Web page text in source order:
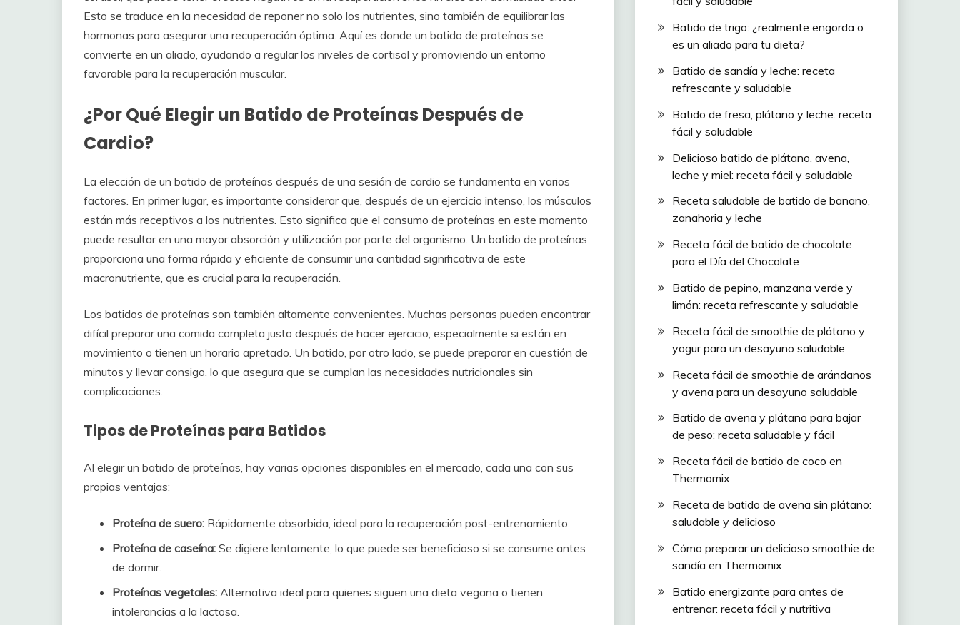
Esto se traduce en la necesidad de reponer no solo los nutrientes, sino también de equilibrar las
hormonas para asegurar una recuperación óptima. Aquí es donde un batido de proteínas se
convierte en un aliado, ayudando a regular los niveles de cortisol y promoviendo un entorno
favorable para la recuperación muscular.
¿Por Qué Elegir un Batido de Proteínas Después de
Cardio?
La elección de un batido de proteínas después de una sesión de cardio se fundamenta en varios
factores. En primer lugar, es importante considerar que, después de un ejercicio intenso, los músculos
están más receptivos a los nutrientes. Esto significa que el consumo de proteínas en este momento
puede resultar en una mayor absorción y utilización por parte del organismo. Un batido de proteínas
proporciona una forma rápida y eficiente de consumir una cantidad significativa de este
macronutriente, que es crucial para la recuperación.
Los batidos de proteínas son también altamente convenientes. Muchas personas pueden encontrar
difícil preparar una comida completa justo después de hacer ejercicio, especialmente si están en
movimiento o tienen un horario apretado. Un batido, por otro lado, se puede preparar en cuestión de
minutos y llevar consigo, lo que asegura que se cumplan las necesidades nutricionales sin
complicaciones.
Tipos de Proteínas para Batidos
Al elegir un batido de proteínas, hay varias opciones disponibles en el mercado, cada una con sus
propias ventajas:
Proteína de suero: Rápidamente absorbida, ideal para la recuperación post-entrenamiento.
Proteína de caseína: Se digiere lentamente, lo que puede ser beneficioso si se consume antes
de dormir.
Proteínas vegetales: Alternativa ideal para quienes siguen una dieta vegana o tienen
intolerancias a la lactosa.
Batido de trigo: ¿realmente engorda o
es un aliado para tu dieta?
Batido de sandía y leche: receta
refrescante y saludable
Batido de fresa, plátano y leche: receta
fácil y saludable
Delicioso batido de plátano, avena,
leche y miel: receta fácil y saludable
Receta saludable de batido de banano,
zanahoria y leche
Receta fácil de batido de chocolate
para el Día del Chocolate
Batido de pepino, manzana verde y
limón: receta refrescante y saludable
Receta fácil de smoothie de plátano y
yogur para un desayuno saludable
Receta fácil de smoothie de arándanos
y avena para un desayuno saludable
Batido de avena y plátano para bajar
de peso: receta saludable y fácil
Receta fácil de batido de coco en
Thermomix
Receta de batido de avena sin plátano:
saludable y delicioso
Cómo preparar un delicioso smoothie de
sandía en Thermomix
Batido energizante para antes de
entrenar: receta fácil y nutritiva